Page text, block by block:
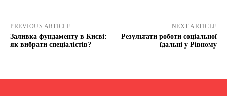
PREVIOUS ARTICLE
Заливка фундаменту в Києві:
як вибрати спеціалістів?
NEXT ARTICLE
Результати роботи соціальної
їдальні у Рівному